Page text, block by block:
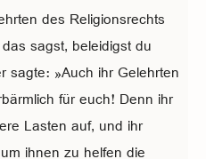
des Religionsrechts
sagst, beleidigst du
sagte: »Auch ihr Gelehrten
für euch! Denn ihr
Lasten auf, und ihr
ihnen zu helfen die